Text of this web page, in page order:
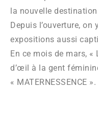
la nouvelle
Depuis l’ouverture,
expositions aussi
En ce mois de mars,
d’œil à la gent
« MATERNESSENCE ».